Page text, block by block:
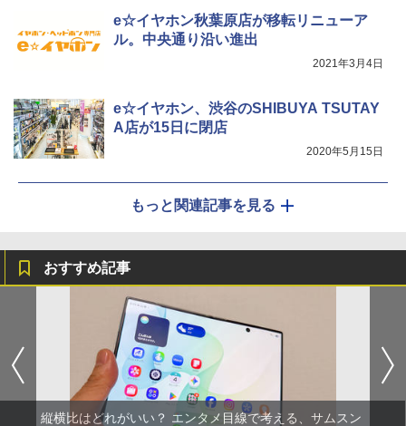
e☆イヤホン秋葉原店が移転リニューア
ル。中央通り沿い進出
2021年3月4日
e☆イヤホン、渋谷のSHIBUYA TSUTAY
A店が15日に閉店
2020年5月15日
もっと関連記事を見る
おすすめ記事
縦横比はどれがいい？ エンタメ目線で考える、サムスン